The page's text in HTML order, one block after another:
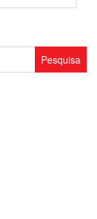
Pesquisa